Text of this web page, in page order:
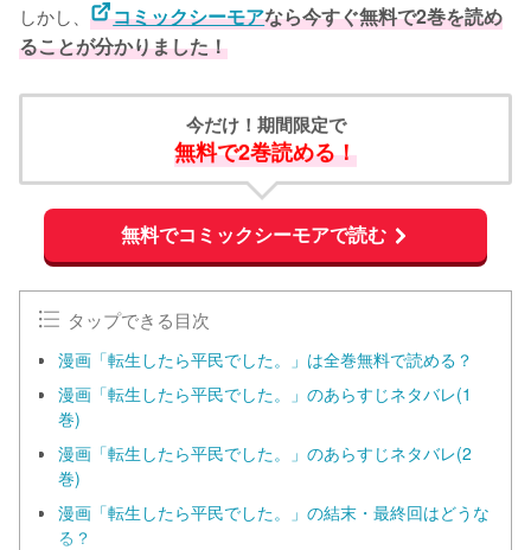
しかし、 コミックシーモアなら今すぐ無料で2巻を読め
ることが分かりました！
今だけ！期間限定で
無料で2巻読める！
無料でコミックシーモアで読む
タップできる目次
漫画「転生したら平民でした。」は全巻無料で読める？
漫画「転生したら平民でした。」のあらすじネタバレ(1
巻)
漫画「転生したら平民でした。」のあらすじネタバレ(2
巻)
漫画「転生したら平民でした。」の結末・最終回はどうな
る？